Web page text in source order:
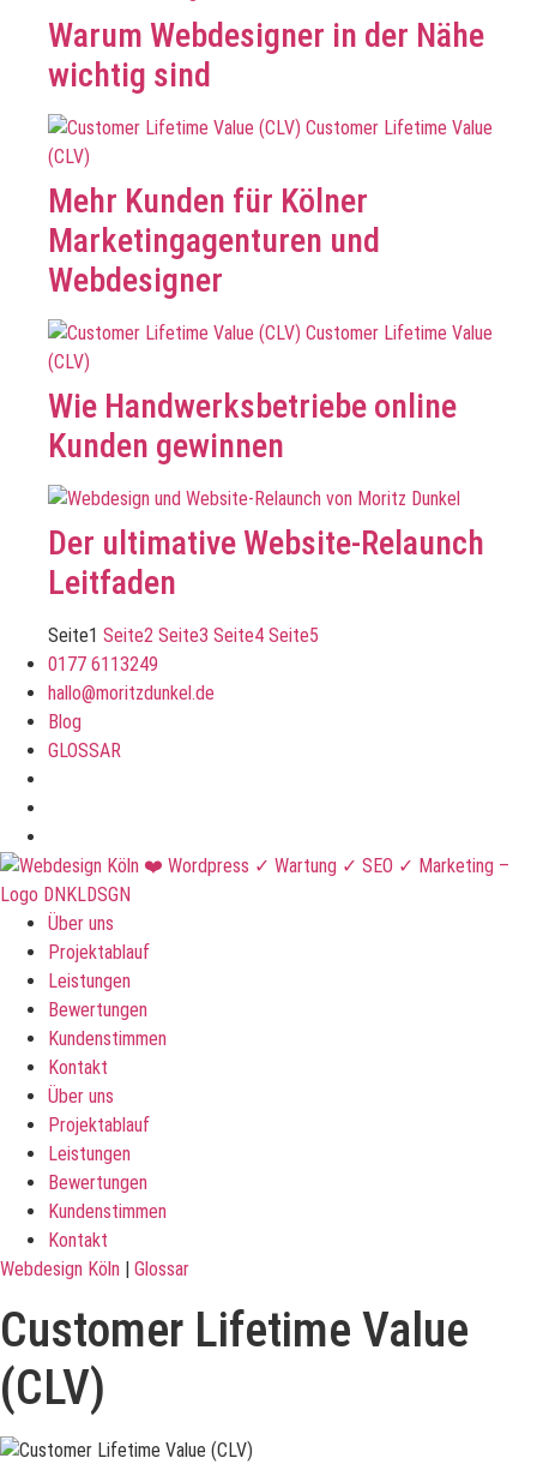
Warum Webdesigner in der Nähe
wichtig sind
Mehr Kunden für Kölner
Marketingagenturen und
Webdesigner
Wie Handwerksbetriebe online
Kunden gewinnen
Der ultimative Website-Relaunch
Leitfaden
Seite1 Seite2 Seite3 Seite4 Seite5
0177 6113249
hallo@moritzdunkel.de
Blog
GLOSSAR
Über uns
Projektablauf
Leistungen
Bewertungen
Kundenstimmen
Kontakt
Über uns
Projektablauf
Leistungen
Bewertungen
Kundenstimmen
Kontakt
Webdesign Köln
Glossar
Customer Lifetime Value
(CLV)